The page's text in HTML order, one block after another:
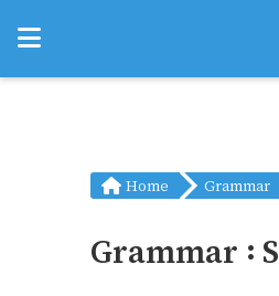
Home Grammar
Grammar :